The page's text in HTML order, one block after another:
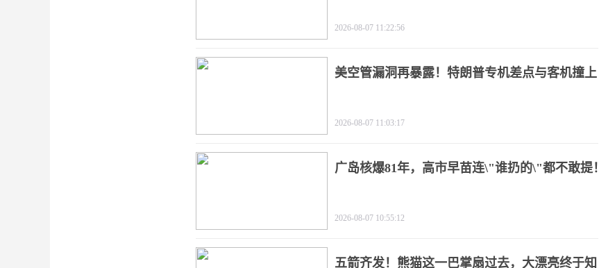
2026-08-07 11:22:56
美空管漏洞再暴露！特朗普专机差点与客机撞上
2026-08-07 11:03:17
广岛核爆81年，高市早苗连\"谁扔的\"都不敢提！
2026-08-07 10:55:12
五箭齐发！熊猫这一巴掌扇过去，大漂亮终于知